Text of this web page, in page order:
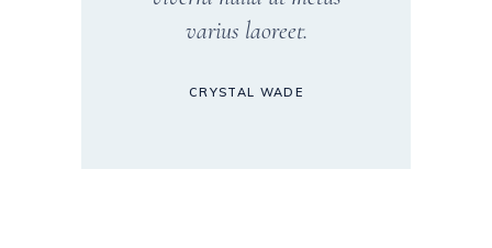
varius laoreet.
CRYSTAL WADE